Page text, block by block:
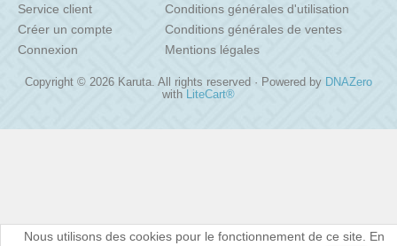
Nous utilisons des cookies pour le fonctionnement de ce site. En
Service client
Créer un compte
Connexion
Conditions générales d'utilisation
Conditions générales de ventes
Mentions légales
Copyright © 2026 Karuta. All rights reserved · Powered by DNAZero
with
LiteCart®